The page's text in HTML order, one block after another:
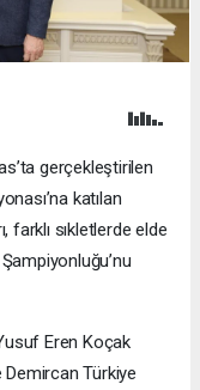
gerçekleştirilen
katılan
farklı sıkletlerde elde
Eren Koçak
Türkiye